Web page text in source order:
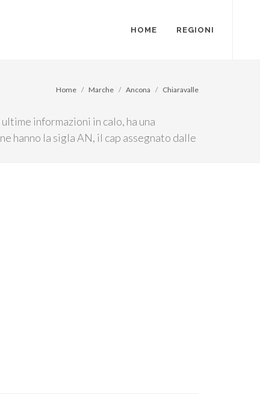
HOME REGIONI
informazioni in calo, ha una
hanno la sigla AN, il cap assegnato dalle
Home Marche Ancona Chiaravalle